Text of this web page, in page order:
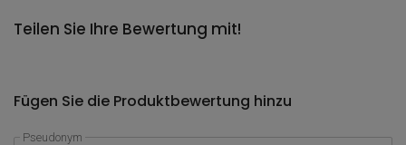
Teilen Sie Ihre Bewertung mit!
Fügen Sie die Produktbewertung hinzu
Pseudonym